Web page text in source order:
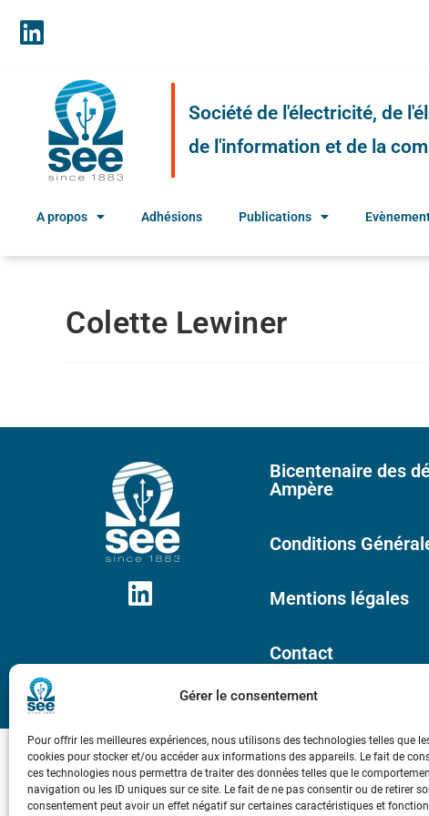
Gérer le consentement
Pour offrir les meilleures expériences, nous utilisons des technologies telles que
cookies pour stocker et/ou accéder aux informations des appareils. Le fait de
ces technologies nous permettra de traiter des données telles que le
navigation ou les ID uniques sur ce site. Le fait de ne pas consentir ou de retirer
consentement peut avoir un effet négatif sur certaines caractéristiques et
Société de l'électricité, de
de l'information et de la
A propos Adhésions Publications
Colette Lewiner
Bicentenaire des
Ampère
Conditions
Mentions légales
Contact